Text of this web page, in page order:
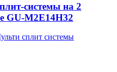
системы на 2
GU-M2E14H32
сплит системы